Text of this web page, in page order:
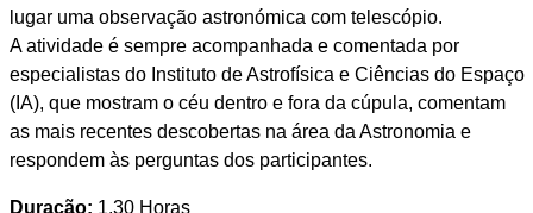
lugar uma observação astronómica com telescópio.
A atividade é sempre acompanhada e comentada por
especialistas do Instituto de Astrofísica e Ciências do Espaço
(IA), que mostram o céu dentro e fora da cúpula, comentam
as mais recentes descobertas na área da Astronomia e
respondem às perguntas dos participantes.
Duração: 1.30 Horas